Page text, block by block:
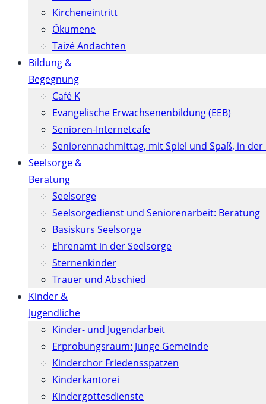
Kircheneintritt
Ökumene
Taizé Andachten
Bildung &
Begegnung
Café K
Evangelische Erwachsenenbildung (EEB)
Senioren-Internetcafe
Seniorennachmittag, mit Spiel und Spaß, in
Seelsorge &
Beratung
Seelsorge
Seelsorgedienst und Seniorenarbeit: Beratung
Basiskurs Seelsorge
Ehrenamt in der Seelsorge
Sternenkinder
Trauer und Abschied
Kinder &
Jugendliche
Kinder- und Jugendarbeit
Erprobungsraum: Junge Gemeinde
Kinderchor Friedensspatzen
Kinderkantorei
Kindergottesdienste